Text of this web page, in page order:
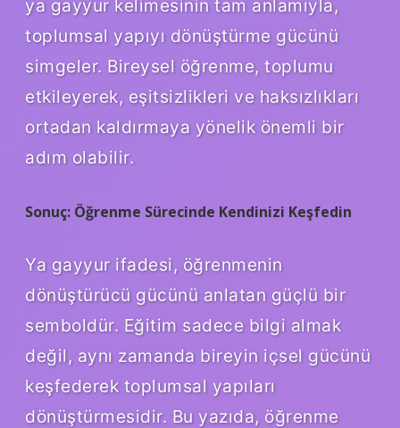
ya gayyur kelimesinin tam anlamıyla,
toplumsal yapıyı dönüştürme gücünü
simgeler. Bireysel öğrenme, toplumu
etkileyerek, eşitsizlikleri ve haksızlıkları
ortadan kaldırmaya yönelik önemli bir
adım olabilir.
Sonuç: Öğrenme Sürecinde Kendinizi Keşfedin
Ya gayyur ifadesi, öğrenmenin
dönüştürücü gücünü anlatan güçlü bir
semboldür. Eğitim sadece bilgi almak
değil, aynı zamanda bireyin içsel gücünü
keşfederek toplumsal yapıları
dönüştürmesidir. Bu yazıda, öğrenme